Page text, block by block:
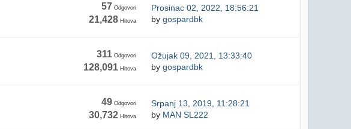
57 Odgovori
21,428Hitova
Prosinac 02, 2022, 18:56:21
by gospardbk
311Odgovori
128,091Hitova
Ožujak 09, 2021, 13:33:40
by gospardbk
49Odgovori
30,732Hitova
Srpanj 13, 2019, 11:28:21
by MAN SL222